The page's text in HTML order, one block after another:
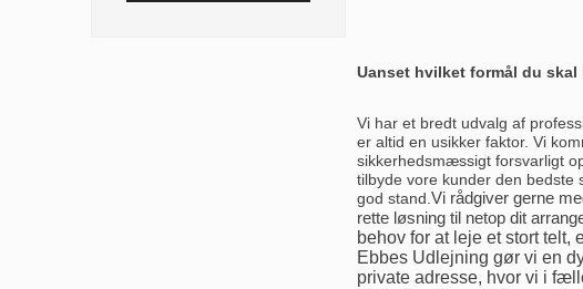
Uanset hvilket formål du
Vi har et bredt udvalg af
er altid en usikker faktor. Vi
sikkerhedsmæssigt forsvarligt
tilbyde vore kunder den bedste
god stand. Vi rådgiver gerne
rette løsning til netop dit
behov for at leje et stort telt,
Ebbes Udlejning gør vi en
private adresse, hvor vi i